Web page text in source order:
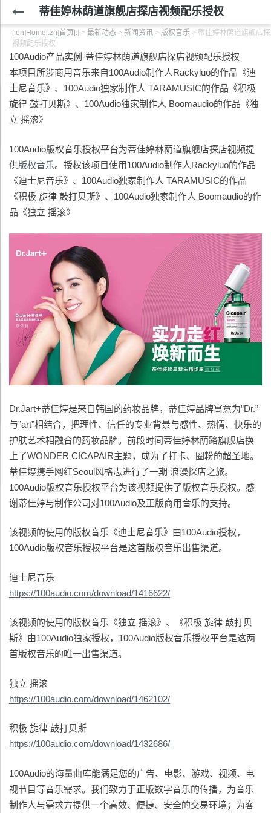
蒂佳婷林荫道旗舰店探店视频配乐授权
[:en]Home[:zh]首页[:] > 最新动态 > 新闻资讯 > 版权音乐 > 蒂佳婷林荫道旗舰店
视频配乐授权
100Audio产品实例-蒂佳婷林荫道旗舰店探店视频配乐授权
本项目所涉商用音乐来自100Audio制作人Rackyluo的作品《迪
士尼音乐》、100Audio独家制作人 TARAMUSIC的作品《积极
旋律 鼓打贝斯》、100Audio独家制作人 Boomaudio的作品《独
立 摇滚》
100Audio版权音乐授权平台为蒂佳婷林荫道旗舰店探店视频提
供版权音乐。授权该项目使用100Audio制作人Rackyluo的作品
《迪士尼音乐》、100Audio独家制作人 TARAMUSIC的作品
《积极 旋律 鼓打贝斯》、100Audio独家制作人 Boomaudio的作
品《独立 摇滚》
Dr.Jart+蒂佳婷是来自韩国的药妆品牌，蒂佳婷品牌寓意为”Dr.”
与”art”相结合，把理性、信任的专业背景与感性、热情、快乐的
护肤艺术相融合的药妆品牌。前段时间蒂佳婷林荫路旗舰店换
上了WONDER CICAPAIR主题，成为了打卡、圈粉的超圣地。
蒂佳婷携手网红Seoul风格志进行了一期 浪漫探店之旅。
100Audio版权音乐授权平台为该视频提供了版权音乐授权。感
谢蒂佳婷与制作公司对100Audio及正版商用音乐的支持。
该视频的使用的版权音乐《迪士尼音乐》由100Audio授权，
100Audio版权音乐授权平台是这首版权音乐出售渠道。
迪士尼音乐
https://100audio.com/download/1416622/
该视频的使用的版权音乐《独立 摇滚》、《积极 旋律 鼓打贝
斯》由100Audio独家授权，100Audio版权音乐授权平台是这两
首版权音乐的唯一出售渠道。
独立 摇滚
https://100audio.com/download/1462102/
积极 旋律 鼓打贝斯
https://100audio.com/download/1432686/
100Audio的海量曲库能满足您的广告、电影、游戏、视频、电
视节目等音乐需求。我们致力于正版数字音乐的传播，为音乐
制作人与需求方提供一个高效、便捷、安全的交易环境；为客